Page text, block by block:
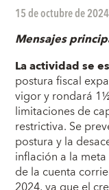
15 de octubre de 2024
Mensajes
La actividad se
postura fiscal
vigor y rondará
limitaciones de
restrictiva. Se
postura y la
inflación a la
de la cuenta